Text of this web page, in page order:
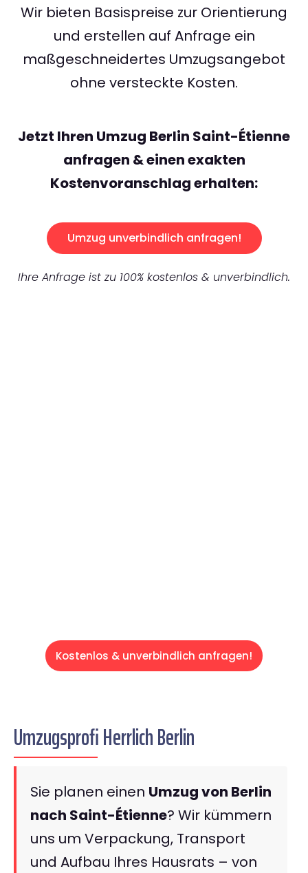
Wir bieten Basispreise zur Orientierung
und erstellen auf Anfrage ein
maßgeschneidertes Umzugsangebot
ohne versteckte Kosten.
Jetzt Ihren Umzug Berlin Saint-Étienne
anfragen & einen exakten
Kostenvoranschlag erhalten:
Umzug unverbindlich anfragen!
Ihre Anfrage ist zu 100% kostenlos & unverbindlich.
Kostenlos & unverbindlich anfragen!
Umzugsprofi Herrlich Berlin
Sie planen einen Umzug von Berlin
nach Saint-Étienne? Wir kümmern
uns um Verpackung, Transport
und Aufbau Ihres Hausrats – von